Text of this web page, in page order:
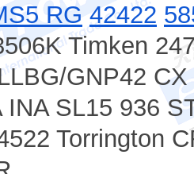
RG 42422
Timken
GNP42
INA SL15 936
Torrington